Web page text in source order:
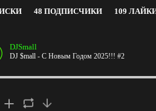
48 ПОДПИСЧИКИ 109
DJSmall
DJ $mall - С Новым Годом 2025!!! #2